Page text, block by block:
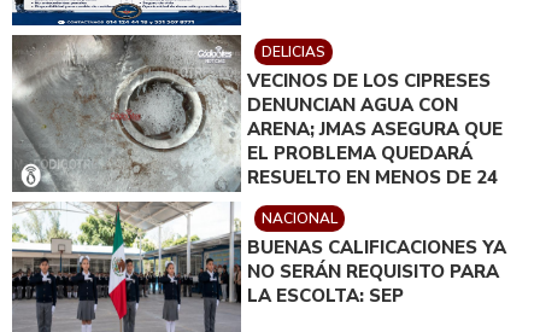
DELICIAS
VECINOS DE LOS CIPRESES
DENUNCIAN AGUA CON
ARENA; JMAS ASEGURA QUE
EL PROBLEMA QUEDARÁ
RESUELTO EN MENOS DE 24
HORAS
NACIONAL
BUENAS CALIFICACIONES YA
NO SERÁN REQUISITO PARA
LA ESCOLTA: SEP